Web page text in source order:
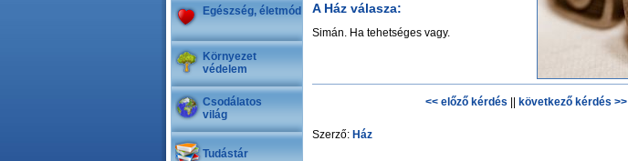
Egészség, életmód
Környezet
védelem
Csodálatos
világ
Tudástár
A Ház válasza:
Simán. Ha tehetséges vagy.
<< előző kérdés következő kérdés >>
Szerző: Ház